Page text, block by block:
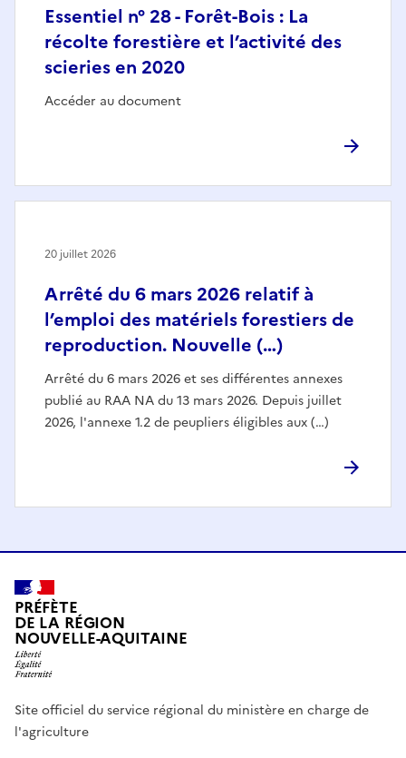
Essentiel n° 28 - Forêt-Bois : La
récolte forestière et l’activité des
scieries en 2020
Accéder au document
Arrêté du 6 mars 2026 relatif à
l’emploi des matériels forestiers de
reproduction. Nouvelle (…)
Arrêté du 6 mars 2026 et ses différentes annexes
publié au RAA NA du 13 mars 2026. Depuis juillet
2026, l'annexe 1.2 de peupliers éligibles aux (…)
20 juillet 2026
PRÉFÈTE
DE LA RÉGION
NOUVELLE-AQUITAINE
Site officiel du service régional du ministère en charge de
l'agriculture